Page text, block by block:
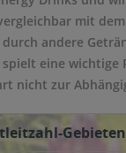
mit
andere
eine
nicht zur